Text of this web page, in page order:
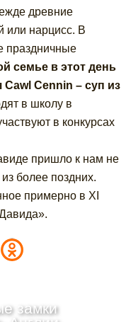
древние
или нарцисс. В
праздничные
семье в этот день
Cennin – суп из
в школу в
в конкурсах
пришло к нам не
более поздних.
примерно в XI
замки